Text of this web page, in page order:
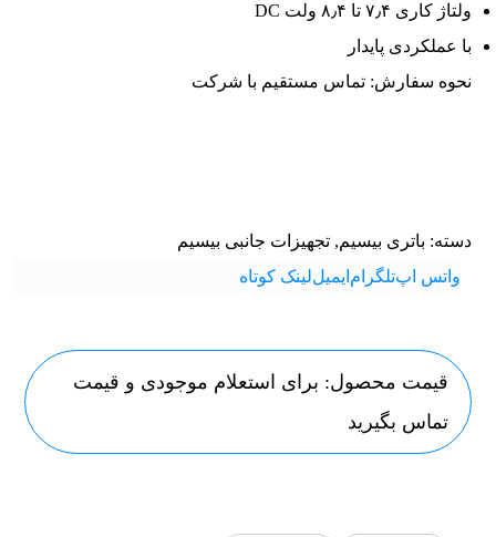
ولتاژ کاری ۷٫۴ تا ۸٫۴ ولت DC
با عملکردی پایدار
نحوه سفارش: تماس مستقیم با شرکت
دسته: باتری بیسیم,تجهیزات جانبی بیسیم
واتس اپتلگرام ایمیللینک کوتاه
قیمت محصول: برای استعلام موجودی و قیمت
تماس بگیرید